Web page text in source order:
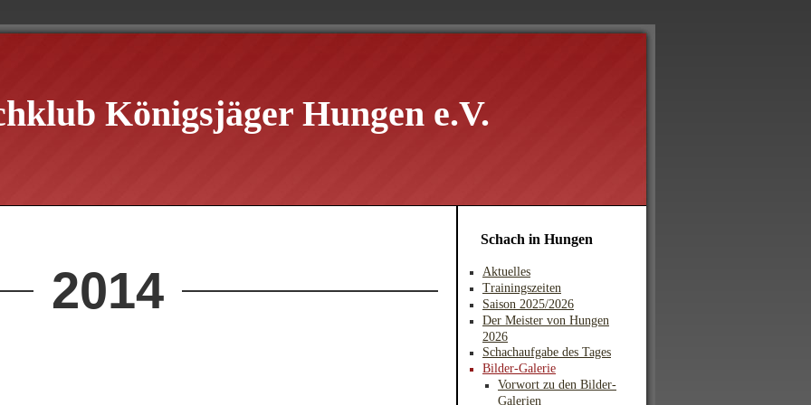
Königsjäger Hungen e.V.
2014
Schach in Hungen
Aktuelles
Trainingszeiten
Saison 2025/2026
Der Meister von Hungen
2026
Schachaufgabe des Tages
Bilder-Galerie
Vorwort zu den Bilder-
Galerien